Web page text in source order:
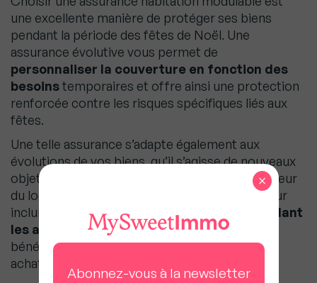
une excellente manière de protéger ses biens
pendant la période des fêtes de Noël. Une
assurance évolutive vous permet de
personnaliser la couverture en fonction des
besoinstemporaires et offre ainsi une protection
renforcée contre les risques spécifiques liés aux
fêtes.
Une telle assurance s’adapte également aux
évolutions de vos biens, qu’il s’agisse de nouveaux
objets de valeur ou de changements dans la valeur
du logement. L’assurance peut être ajustée pour
inclure des
garanties supplémentaires pendant
les achats de fin d’année. Vous pouvez donc
bénéficier d’une protection optimale sur vos
achats de Noël.
Abonnez-vous à la newsletter
×